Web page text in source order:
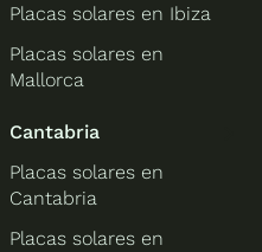
Placas solares en Ibiza
Placas solares en
Mallorca
Cantabria
Placas solares en
Cantabria
Placas solares en